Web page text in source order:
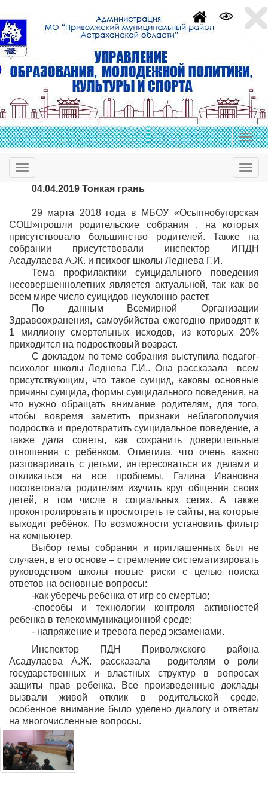
04.04.2019 Тонкая грань
29 марта 2018 года в МБОУ «Осыпнобугорская
СОШ»прошли родительские собрания , на которых
присутствовало большинство родителей. Также на
собрании присутствовали инспектор ИПДН
Асадулаева А.Ж. и психоог школы Леднева Г.И.
Тема профилактики суицидального поведения
несовершеннолетних является актуальной, так как во
всем мире число суицидов неуклонно растет.
По данным Всемирной Организации
Здравоохранения, самоубийства ежегодно приводят к
1 миллиону смертельных исходов, из которых 20%
приходится на подростковый возраст.
С докладом по теме собрания выступила педагог-
психолог школы Леднева Г.И.. Она рассказала всем
присутствующим, что такое суицид, каковы основные
причины суицида, формы суицидального поведения, на
что нужно обращать внимание родителям, для того,
чтобы вовремя заметить признаки неблагополучия
подростка и предотвратить суицидальное поведение, а
также дала советы, как сохранить доверительные
отношения с ребёнком. Отметила, что очень важно
разговаривать с детьми, интересоваться их делами и
откликаться на все проблемы. Галина Ивановна
посоветовала родителям изучить круг общения своих
детей, в том числе в социальных сетях. А также
проконтролировать и просмотреть те сайты, на которые
выходит ребёнок. По возможности установить фильтр
на компьютер.
Выбор темы собрания и приглашенных был не
случаен, в его основе – стремление систематизировать
руководством школы новые риски с целью поиска
ответов на основные вопросы:
-как уберечь ребенка от игр со смертью;
-способы и технологии контроля активностей
ребенка в телекоммуникационной среде;
- напряжение и тревога перед экзаменами.
Инспектор ПДН Приволжского района
Асадулаева А.Ж. рассказала родителям о роли
государственных и властных структур в вопросах
защиты прав ребенка. Все произведенные доклады
вызвали живой отклик в родительской среде,
особенное внимание было уделено диалогу и ответам
на многочисленные вопросы.